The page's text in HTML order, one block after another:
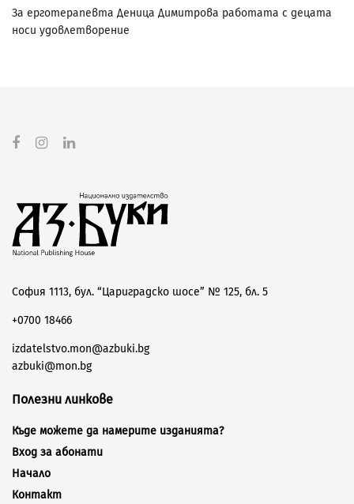
За ерготерапевта Деница Димитрова работата с децата
носи удовлетворение
София 1113, бул. “Цариградско шосе” № 125, бл. 5
+0700 18466
izdatelstvo.mon@azbuki.bg
azbuki@mon.bg
Полезни линкове
Къде можете да намерите изданията?
Вход за абонати
Начало
Контакт